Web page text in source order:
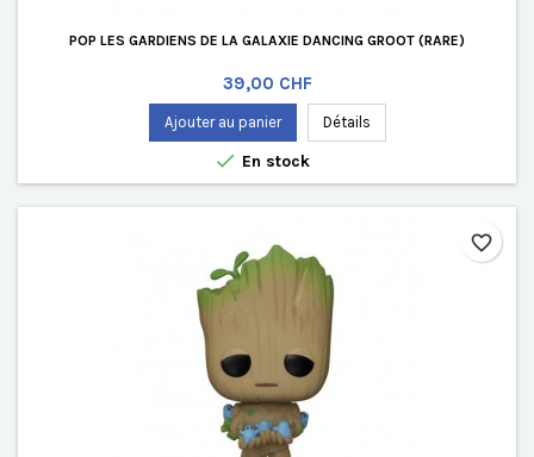
POP LES GARDIENS DE LA GALAXIE DANCING GROOT (RARE)
Prix
39,00 CHF
Ajouter au panier Détails
 En stock
favorite_border